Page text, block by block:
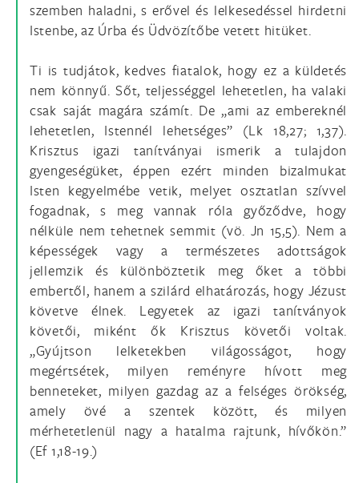
szemben haladni, s erővel és lelkesedéssel hirdetni
Istenbe, az Úrba és Üdvözítőbe vetett hitüket.
Ti is tudjátok, kedves fiatalok, hogy ez a küldetés
nem könnyű. Sőt, teljességgel lehetetlen, ha valaki
csak saját magára számít. De „ami az embereknél
lehetetlen, Istennél lehetséges” (Lk 18,27; 1,37).
Krisztus igazi tanítványai ismerik a tulajdon
gyengeségüket, éppen ezért minden bizalmukat
Isten kegyelmébe vetik, melyet osztatlan szívvel
fogadnak, s meg vannak róla győződve, hogy
nélküle nem tehetnek semmit (vö. Jn 15,5). Nem a
képességek vagy a természetes adottságok
jellemzik és különböztetik meg őket a többi
embertől, hanem a szilárd elhatározás, hogy Jézust
követve élnek. Legyetek az igazi tanítványok
követői, miként ők Krisztus követői voltak.
„Gyújtson lelketekben világosságot, hogy
megértsétek, milyen reményre hívott meg
benneteket, milyen gazdag az a felséges örökség,
amely övé a szentek között, és milyen
mérhetetlenül nagy a hatalma rajtunk, hívőkön.”
(Ef 1,18-19.)